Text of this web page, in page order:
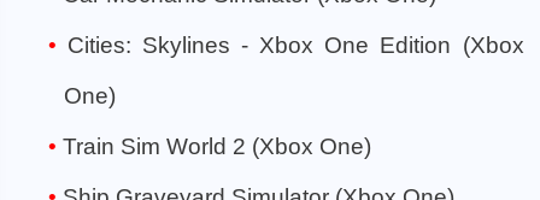
Cities: Skylines - Xbox One Edition (Xbox
One)
Train Sim World 2 (Xbox One)